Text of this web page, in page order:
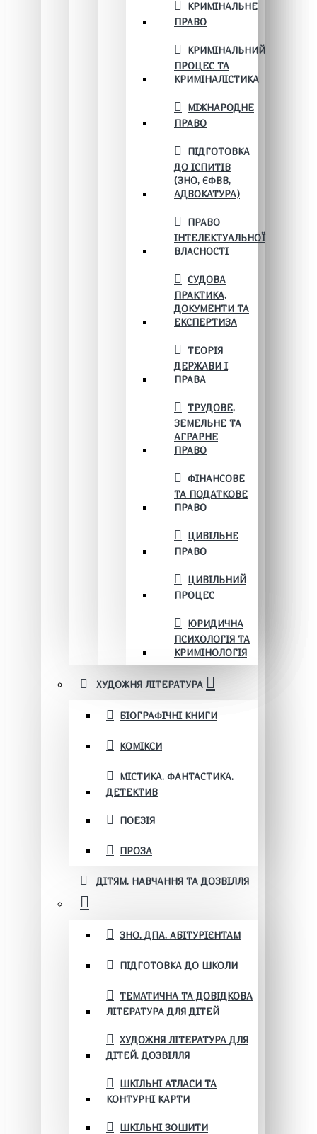
КРИМІНАЛЬНЕ
ПРАВО
КРИМІНАЛЬНИЙ
ПРОЦЕС ТА
КРИМІНАЛІСТИКА
МІЖНАРОДНЕ
ПРАВО
ПІДГОТОВКА
ДО ІСПИТІВ
(ЗНО, ЄФВВ,
АДВОКАТУРА)
ПРАВО
ІНТЕЛЕКТУАЛЬНОЇ
ВЛАСНОСТІ
СУДОВА
ПРАКТИКА,
ДОКУМЕНТИ ТА
ЕКСПЕРТИЗА
ТЕОРІЯ
ДЕРЖАВИ І
ПРАВА
ТРУДОВЕ,
ЗЕМЕЛЬНЕ ТА
АГРАРНЕ
ПРАВО
ФІНАНСОВЕ
ТА ПОДАТКОВЕ
ПРАВО
ЦИВІЛЬНЕ
ПРАВО
ЦИВІЛЬНИЙ
ПРОЦЕС
ЮРИДИЧНА
ПСИХОЛОГІЯ ТА
КРИМІНОЛОГІЯ
ХУДОЖНЯ ЛІТЕРАТУРА
БІОГРАФІЧНІ КНИГИ
КОМІКСИ
МІСТИКА. ФАНТАСТИКА.
ДЕТЕКТИВ
ПОЕЗІЯ
ПРОЗА
ДІТЯМ. НАВЧАННЯ ТА ДОЗВІЛЛЯ
ЗНО. ДПА. АБІТУРІЄНТАМ
ПІДГОТОВКА ДО ШКОЛИ
ТЕМАТИЧНА ТА ДОВІДКОВА
ЛІТЕРАТУРА ДЛЯ ДІТЕЙ
ХУДОЖНЯ ЛІТЕРАТУРА ДЛЯ
ДІТЕЙ. ДОЗВІЛЛЯ
ШКІЛЬНІ АТЛАСИ ТА
КОНТУРНІ КАРТИ
ШКІЛЬНІ ЗОШИТИ